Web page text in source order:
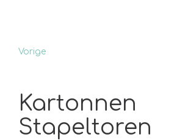
Vorige
Kartonnen
Stapeltoren